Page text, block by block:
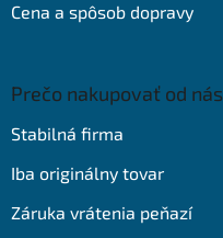
Cena a spôsob dopravy
Prečo nakupovať od nás
Stabilná firma
Iba originálny tovar
Záruka vrátenia peňazí